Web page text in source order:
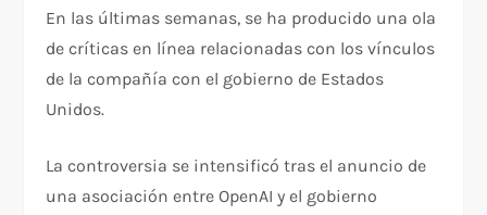
En las últimas semanas, se ha producido una ola
de críticas en línea relacionadas con los vínculos
de la compañía con el gobierno de Estados
Unidos.
La controversia se intensificó tras el anuncio de
una asociación entre OpenAI y el gobierno